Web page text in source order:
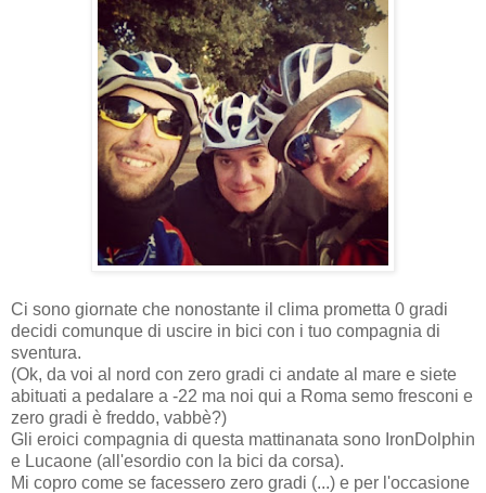
Ci sono giornate che nonostante il clima prometta 0 gradi
decidi comunque di uscire in bici con i tuo compagnia di
sventura.
(Ok, da voi al nord con zero gradi ci andate al mare e siete
abituati a pedalare a -22 ma noi qui a Roma semo fresconi e
zero gradi è freddo, vabbè?)
Gli eroici compagnia di questa mattinanata sono IronDolphin
e Lucaone (all'esordio con la bici da corsa).
Mi copro come se facessero zero gradi (...) e per l'occasione